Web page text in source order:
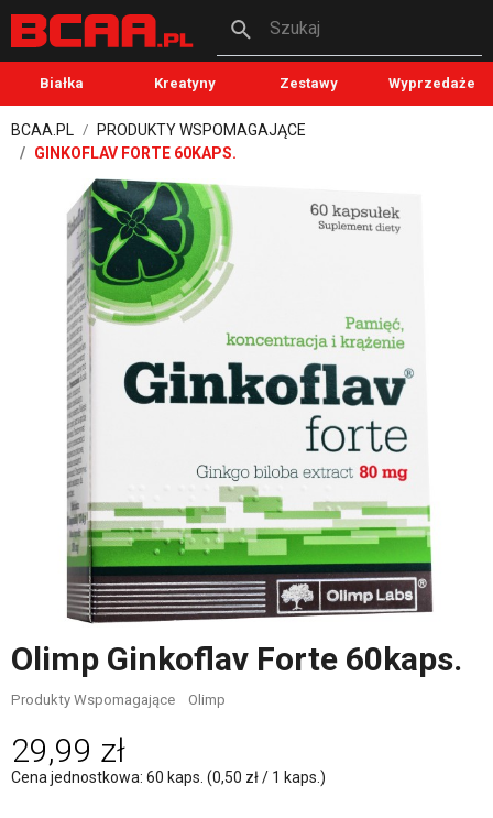
Szukaj
Białka Kreatyny Zestawy Wyprzedaże
BCAA.PL
PRODUKTY WSPOMAGAJĄCE
GINKOFLAV FORTE 60KAPS.
Olimp Ginkoflav Forte 60kaps.
Produkty Wspomagające Olimp
29,99 zł
Cena jednostkowa: 60 kaps. (0,50 zł / 1 kaps.)